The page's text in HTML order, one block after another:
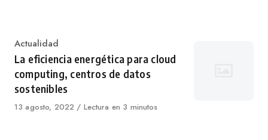
Category
Actualidad
La eficiencia energética para cloud
computing, centros de datos
sostenibles
Published
13 agosto, 2022 Lectura en 3 minutos